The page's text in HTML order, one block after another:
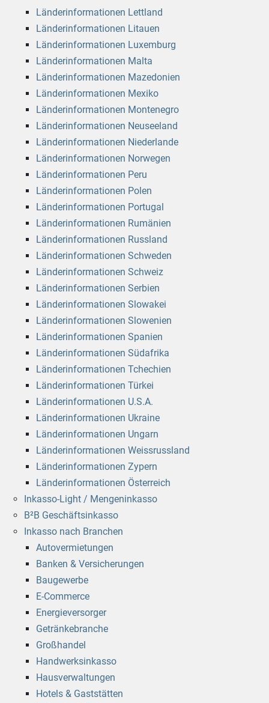
Länderinformationen Lettland
Länderinformationen Litauen
Länderinformationen Luxemburg
Länderinformationen Malta
Länderinformationen Mazedonien
Länderinformationen Mexiko
Länderinformationen Montenegro
Länderinformationen Neuseeland
Länderinformationen Niederlande
Länderinformationen Norwegen
Länderinformationen Peru
Länderinformationen Polen
Länderinformationen Portugal
Länderinformationen Rumänien
Länderinformationen Russland
Länderinformationen Schweden
Länderinformationen Schweiz
Länderinformationen Serbien
Länderinformationen Slowakei
Länderinformationen Slowenien
Länderinformationen Spanien
Länderinformationen Südafrika
Länderinformationen Tchechien
Länderinformationen Türkei
Länderinformationen U.S.A.
Länderinformationen Ukraine
Länderinformationen Ungarn
Länderinformationen Weissrussland
Länderinformationen Zypern
Länderinformationen Österreich
Inkasso-Light / Mengeninkasso
B²B Geschäftsinkasso
Inkasso nach Branchen
Autovermietungen
Banken & Versicherungen
Baugewerbe
E-Commerce
Energieversorger
Getränkebranche
Großhandel
Handwerksinkasso
Hausverwaltungen
Hotels & Gaststätten